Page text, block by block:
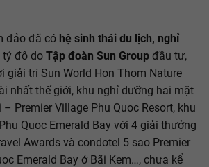
đảo đã có hệ sinh thái du lịch, nghỉ
tỷ đô do Tập đoàn Sun Group đầu tư,
giải trí Sun World Hon Thom Nature
nhất thế giới, khu nghỉ dưỡng hai mặt
Premier Village Phu Quoc Resort, khu
Quoc Emerald Bay với 4 giải thưởng
Awards và condotel 5 sao Premier
Emerald Bay ở Bãi Kem…, chưa kể